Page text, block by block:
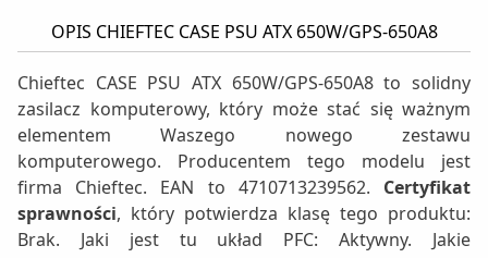
OPIS CHIEFTEC CASE PSU ATX 650W/GPS-650A8
Chieftec CASE PSU ATX 650W/GPS-650A8 to solidny
zasilacz komputerowy, który może stać się ważnym
elementem Waszego nowego zestawu
komputerowego. Producentem tego modelu jest
firma Chieftec. EAN to 4710713239562. Certyfikat
sprawności, który potwierdza klasę tego produktu:
Brak. Jaki jest tu układ PFC: Aktywny. Jakie